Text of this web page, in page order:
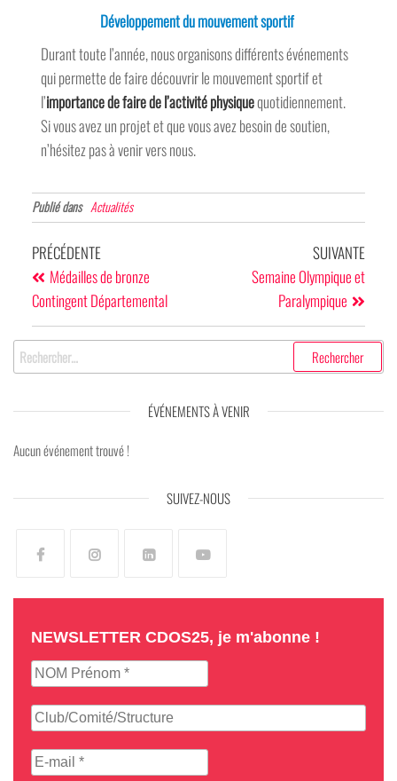
Développement du mouvement sportif
Durant toute l’année, nous organisons différents événements
qui permette de faire découvrir le mouvement sportif et
l’importance de faire de l’activité physiquequotidiennement.
Si vous avez un projet et que vous avez besoin de soutien,
n’hésitez pas à venir vers nous.
Publié dans Actualités
PRÉCÉDENTE
Médailles de bronze
Contingent Départemental
SUIVANTE
Semaine Olympique et
Paralympique
ÉVÉNEMENTS À VENIR
Aucun événement trouvé !
SUIVEZ-NOUS
NEWSLETTER CDOS25, je m'abonne !